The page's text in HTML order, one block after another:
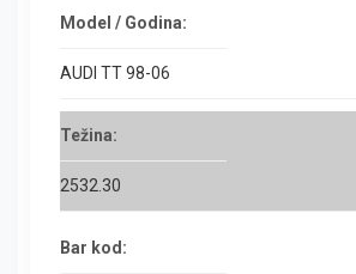
Model / Godina:
AUDI TT 98-06
Težina:
2532.30
Bar kod: